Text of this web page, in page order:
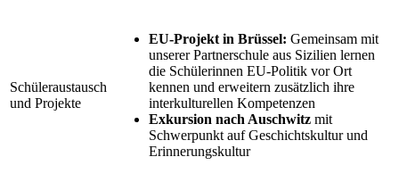
Schüleraustausch
und Projekte
EU-Projekt in Brüssel: Gemeinsam mit
unserer Partnerschule aus Sizilien lernen
die Schülerinnen EU-Politik vor Ort
kennen und erweitern zusätzlich ihre
interkulturellen Kompetenzen
Exkursion nach Auschwitz mit
Schwerpunkt auf Geschichtskultur und
Erinnerungskultur